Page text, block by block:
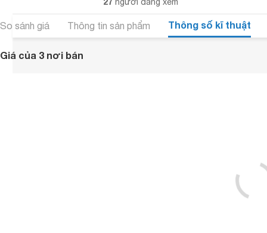
So sánh giá Thông tin sản phẩm Thông số kĩ thuật
Giá của 3 nơi bán